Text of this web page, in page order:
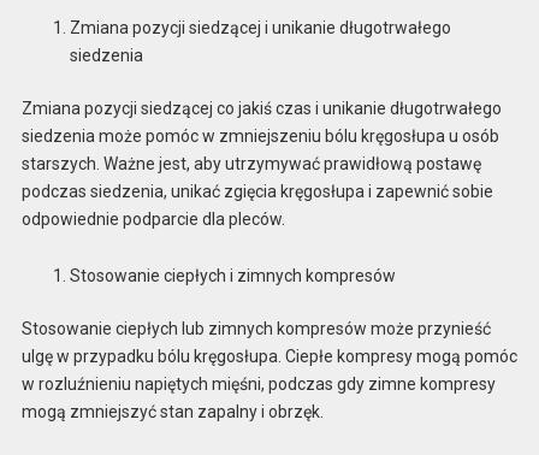
Zmiana pozycji siedzącej i unikanie długotrwałego
siedzenia
Zmiana pozycji siedzącej co jakiś czas i unikanie długotrwałego
siedzenia może pomóc w zmniejszeniu bólu kręgosłupa u osób
starszych. Ważne jest, aby utrzymywać prawidłową postawę
podczas siedzenia, unikać zgięcia kręgosłupa i zapewnić sobie
odpowiednie podparcie dla pleców.
Stosowanie ciepłych i zimnych kompresów
Stosowanie ciepłych lub zimnych kompresów może przynieść
ulgę w przypadku bólu kręgosłupa. Ciepłe kompresy mogą pomóc
w rozluźnieniu napiętych mięśni, podczas gdy zimne kompresy
mogą zmniejszyć stan zapalny i obrzęk.